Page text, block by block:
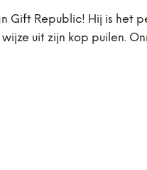
Gift Republic! Hij is het
uit zijn kop puilen.